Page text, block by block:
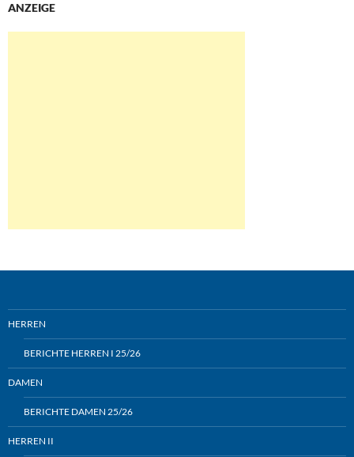
ANZEIGE
HERREN
BERICHTE HERREN I 25/26
DAMEN
BERICHTE DAMEN 25/26
HERREN II